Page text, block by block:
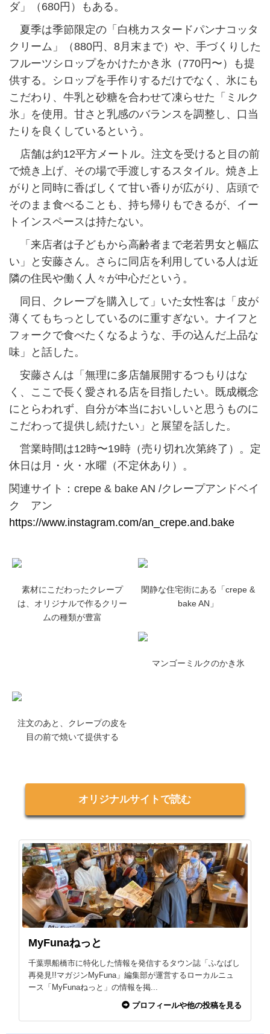
ダ」（680円）もある。
夏季は季節限定の「白桃カスタードパンナコッタ
クリーム」（880円、8月末まで）や、手づくりした
フルーツシロップをかけたかき氷（770円〜）も提
供する。シロップを手作りするだけでなく、氷にも
こだわり、牛乳と砂糖を合わせて凍らせた「ミルク
氷」を使用。甘さと乳感のバランスを調整し、口当
たりを良くしているという。
店舗は約12平方メートル。注文を受けると目の前
で焼き上げ、その場で手渡しするスタイル。焼き上
がりと同時に香ばしくて甘い香りが広がり、店頭で
そのまま食べることも、持ち帰りもできるが、イー
トインスペースは持たない。
「来店者は子どもから高齢者まで老若男女と幅広
い」と安藤さん。さらに同店を利用している人は近
隣の住民や働く人々が中心だという。
同日、クレープを購入して」いた女性客は「皮が
薄くてもちっとしているのに重すぎない。ナイフと
フォークで食べたくなるような、手の込んだ上品な
味」と話した。
安藤さんは「無理に多店舗展開するつもりはな
く、ここで長く愛される店を目指したい。既成概念
にとらわれず、自分が本当においしいと思うものに
こだわって提供し続けたい」と展望を話した。
営業時間は12時〜19時（売り切れ次第終了）。定
休日は月・火・水曜（不定休あり）。
関連サイト：crepe & bake AN /クレープアンドベイ
ク アン
https://www.instagram.com/an_crepe.and.bake
素材にこだわったクレープ
は、オリジナルで作るクリー
ムの種類が豊富
閑静な住宅街にある「crepe &
bake AN」
マンゴーミルクのかき氷
注文のあと、クレープの皮を
目の前で焼いて提供する
オリジナルサイトで読む
MyFunaねっと
千葉県船橋市に特化した情報を発信するタウン誌「ふなばし
再発見!!マガジンMyFuna」編集部が運営するローカルニュ
ース「MyFunaねっと」の情報を掲...
プロフィールや他の投稿を見る